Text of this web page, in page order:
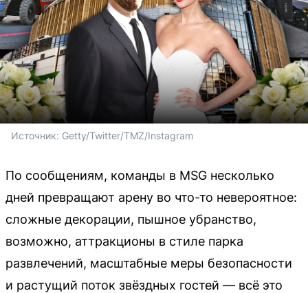
Источник: Getty/Twitter/TMZ/Instagram
По сообщениям, команды в MSG несколько
дней превращают арену во что-то невероятное:
сложные декорации, пышное убранство,
возможно, аттракционы в стиле парка
развлечений, масштабные меры безопасности
и растущий поток звёздных гостей — всё это